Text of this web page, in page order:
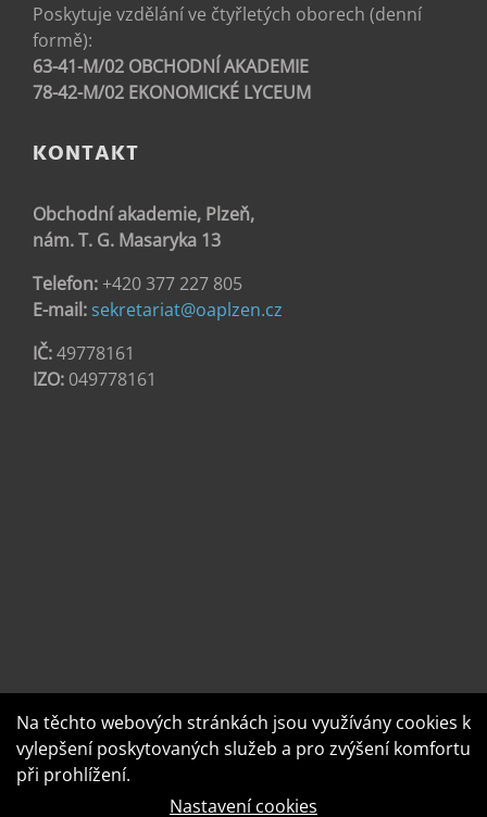
Poskytuje vzdělání ve čtyřletých oborech (denní
formě):
63-41-M/02 OBCHODNÍ AKADEMIE
78-42-M/02 EKONOMICKÉ LYCEUM
KONTAKT
Obchodní akademie, Plzeň,
nám. T. G. Masaryka 13
Telefon: +420 377 227 805
E-mail: sekretariat@oaplzen.cz
IČ:49778161
IZO: 049778161
Na těchto webových stránkách jsou využívány cookies k
vylepšení poskytovaných služeb a pro zvýšení komfortu
při prohlížení.
Nastavení cookies